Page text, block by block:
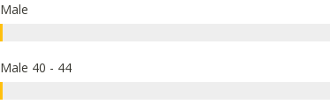
Male
Male 40 - 44